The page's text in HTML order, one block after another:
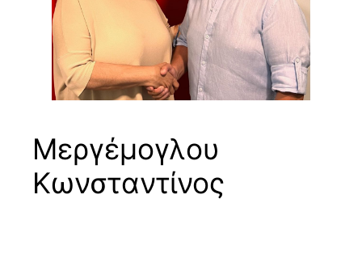
Μεργέμογλου
Κωνσταντίνος